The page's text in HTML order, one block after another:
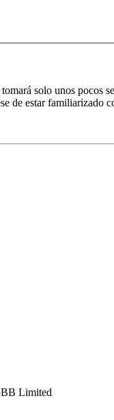
solo unos
de estar
Limited